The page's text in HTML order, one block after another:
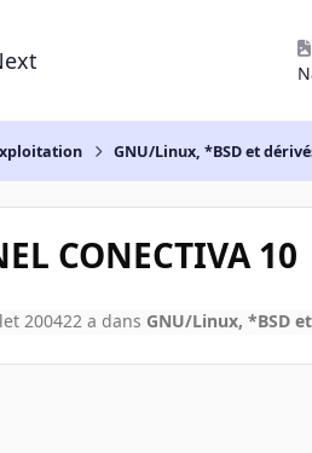
GNU/Linux, *BSD et
CONECTIVA 10
200422 a dans GNU/Linux, *BSD